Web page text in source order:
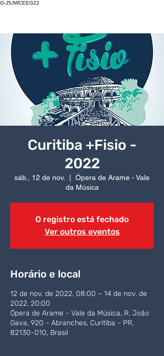
G-J5JWCEEG22
Curitiba +Fisio -
2022
sáb., 12 de nov.
Ópera de Arame - Vale
da Música
O registro está fechado
Ver outros eventos
Horário e local
12 de nov. de 2022, 08:00 – 14 de nov. de
2022, 20:00
Ópera de Arame - Vale da Música, R. João
Gava, 920 - Abranches, Curitiba - PR,
82130-010, Brasil